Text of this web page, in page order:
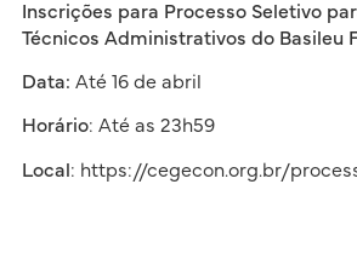
Inscrições para Processo Seletivo
Técnicos Administrativos do Basileu
Data: Até 16 de abril
Horário: Até as 23h59
Local : https://cegecon.org.br/